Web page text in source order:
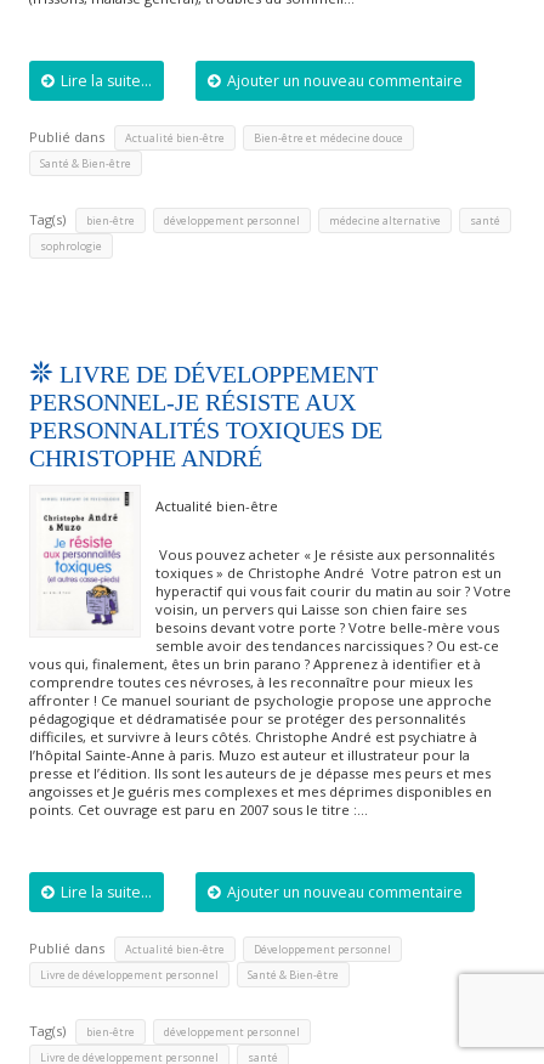
Lire la suite... Ajouter un nouveau commentaire
Publié dans Actualité bien-être Bien-être et médecine douce
Santé & Bien-être
Tag(s) bien-être développement personnel médecine alternative santé
sophrologie
LIVRE DE DÉVELOPPEMENT
PERSONNEL-JE RÉSISTE AUX
PERSONNALITÉS TOXIQUES DE
CHRISTOPHE ANDRÉ
Actualité bien-être
Vous pouvez acheter « Je résiste aux personnalités
toxiques » de Christophe André Votre patron est un
hyperactif qui vous fait courir du matin au soir ? Votre
voisin, un pervers qui Laisse son chien faire ses
besoins devant votre porte ? Votre belle-mère vous
semble avoir des tendances narcissiques ? Ou est-ce
vous qui, finalement, êtes un brin parano ? Apprenez à identifier et à
comprendre toutes ces névroses, à les reconnaître pour mieux les
affronter ! Ce manuel souriant de psychologie propose une approche
pédagogique et dédramatisée pour se protéger des personnalités
difficiles, et survivre à leurs côtés. Christophe André est psychiatre à
l’hôpital Sainte-Anne à paris. Muzo est auteur et illustrateur pour la
presse et l’édition. Ils sont les auteurs de je dépasse mes peurs et mes
angoisses et Je guéris mes complexes et mes déprimes disponibles en
points. Cet ouvrage est paru en 2007 sous le titre :…
Lire la suite... Ajouter un nouveau commentaire
Publié dans Actualité bien-être Développement personnel
Livre de développement personnel Santé & Bien-être
Tag(s) bien-être développement personnel
Livre de développement personnel santé